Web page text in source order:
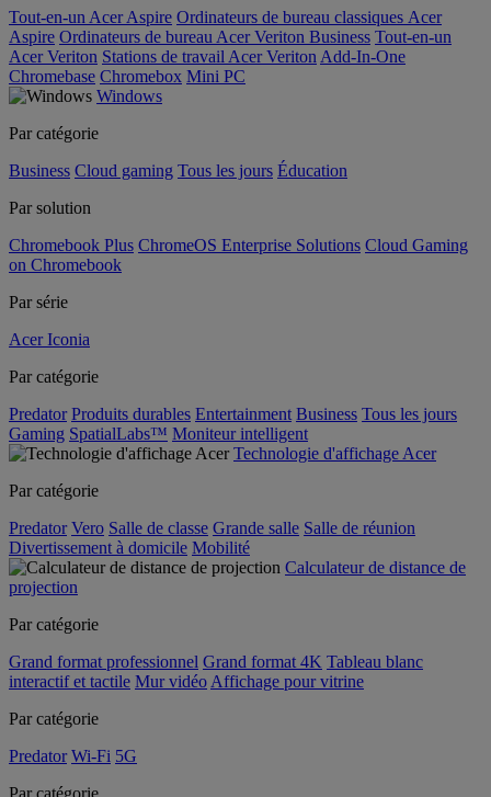
Tout-en-un Acer Aspire Ordinateurs de bureau classiques Acer
Aspire Ordinateurs de bureau Acer Veriton Business Tout-en-un
Acer Veriton Stations de travail Acer Veriton Add-In-One
Chromebase Chromebox Mini PC
Windows
Par catégorie
Business Cloud gaming Tous les jours Éducation
Par solution
Chromebook Plus ChromeOS Enterprise Solutions Cloud Gaming
on Chromebook
Par série
Acer Iconia
Par catégorie
Predator Produits durables Entertainment Business Tous les jours
Gaming SpatialLabs™ Moniteur intelligent
Technologie d'affichage Acer
Par catégorie
Predator Vero Salle de classe Grande salle Salle de réunion
Divertissement à domicile Mobilité
Calculateur de distance de
projection
Par catégorie
Grand format professionnel Grand format 4K Tableau blanc
interactif et tactile Mur vidéo Affichage pour vitrine
Par catégorie
Predator Wi-Fi 5G
Par catégorie